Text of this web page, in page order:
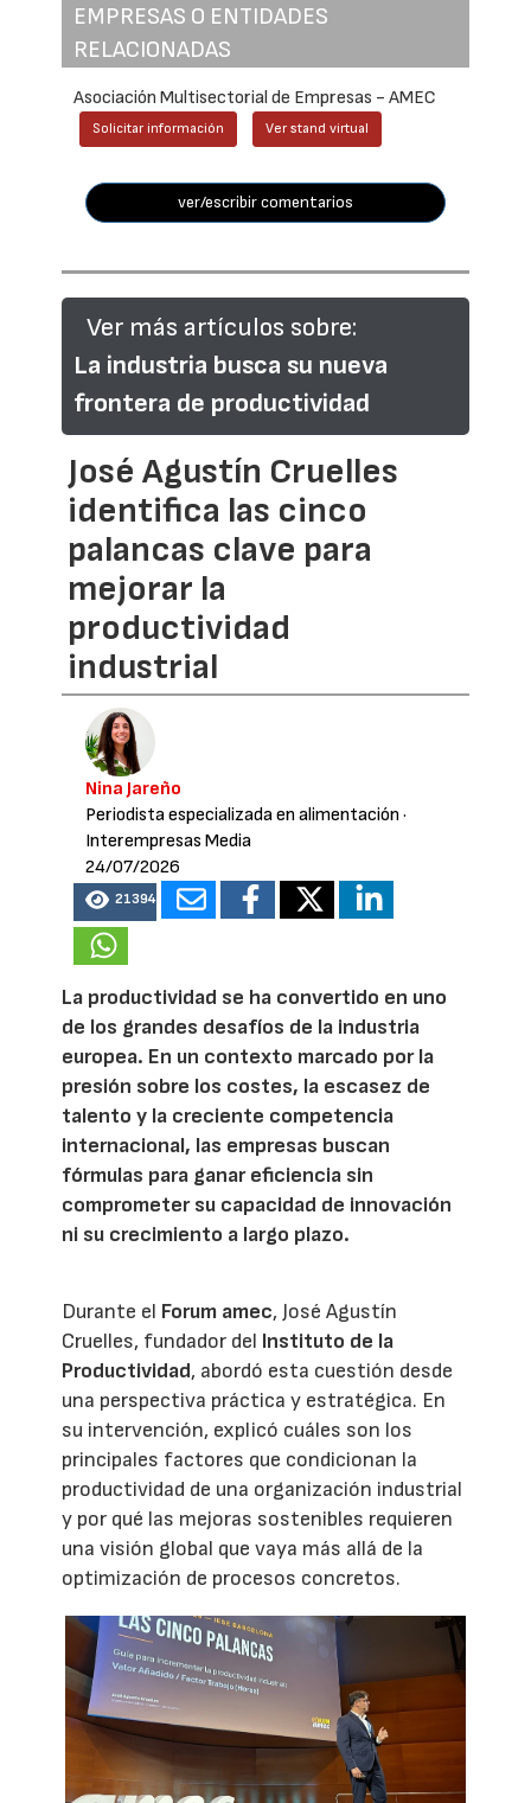
EMPRESAS O ENTIDADES
RELACIONADAS
Asociación Multisectorial de Empresas - AMEC
Solicitar información Ver stand virtual
ver/escribir comentarios
Ver más artículos sobre:
La industria busca su nueva
frontera de productividad
José Agustín Cruelles
identifica las cinco
palancas clave para
mejorar la
productividad
industrial
Nina Jareño
Periodista especializada en alimentación ·
Interempresas Media
24/07/2026
21394
La productividad se ha convertido en uno
de los grandes desafíos de la industria
europea. En un contexto marcado por la
presión sobre los costes, la escasez de
talento y la creciente competencia
internacional, las empresas buscan
fórmulas para ganar eficiencia sin
comprometer su capacidad de innovación
ni su crecimiento a largo plazo.
Durante el Forum amec, José Agustín
Cruelles, fundador del Instituto de la
Productividad, abordó esta cuestión desde
una perspectiva práctica y estratégica. En
su intervención, explicó cuáles son los
principales factores que condicionan la
productividad de una organización industrial
y por qué las mejoras sostenibles requieren
una visión global que vaya más allá de la
optimización de procesos concretos.